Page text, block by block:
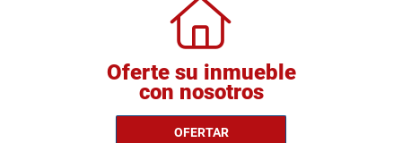
Oferte su inmueble
con nosotros
OFERTAR